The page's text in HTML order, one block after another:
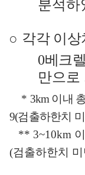
분석하
○ 각각 이
0베크렐
만으로
* 3km 이내
9(검출하한치
** 3~10km
(검출하한치